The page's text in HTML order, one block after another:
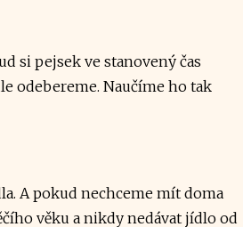
si pejsek ve stanovený čas
odebereme. Naučíme ho tak
A pokud nechceme mít doma
věku a nikdy nedávat jídlo od